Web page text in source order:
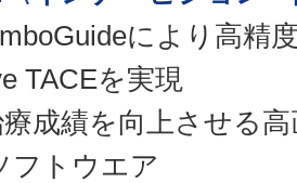
により高精
TACEを実現
成績を向上させる
フトウエア